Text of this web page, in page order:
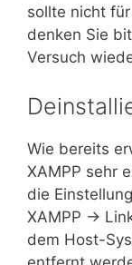
sollte nicht
denken Sie
Versuch
Wie bereits
XAMPP sehr
die
XAMPP ->
dem Host-